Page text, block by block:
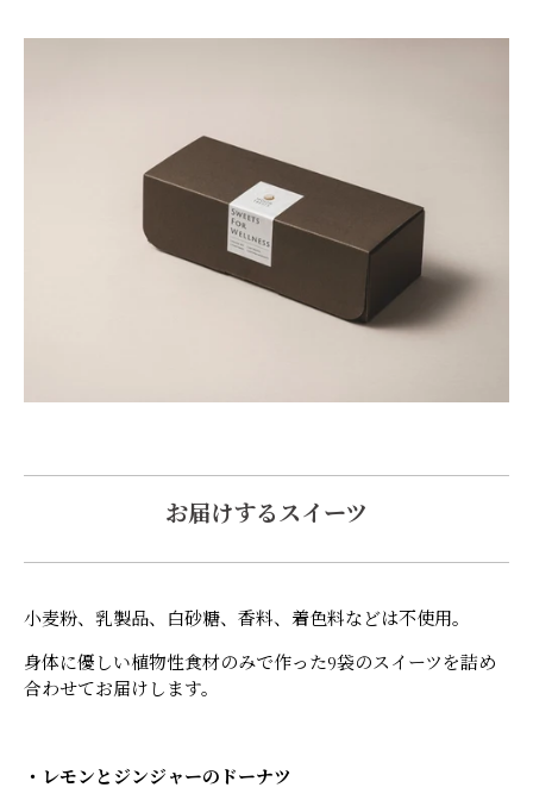
お届けするスイーツ
小麦粉、乳製品、白砂糖、香料、着色料などは不使用。
身体に優しい植物性食材のみで作った9袋のスイーツを詰め
合わせてお届けします。
・レモンとジンジャーのドーナツ